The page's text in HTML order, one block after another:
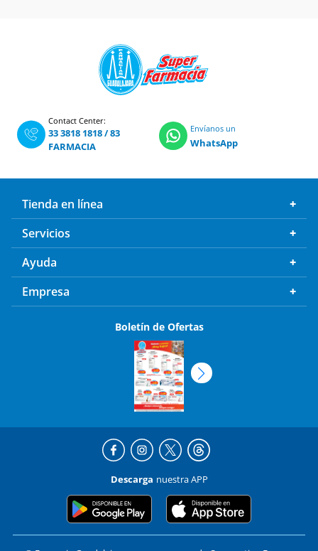
Contact Center:
33 3818 1818/83
FARMACIA
Envíanos un
WhatsApp
Tienda en línea
Servicios
Ayuda
Empresa
Boletín de Ofertas
Descarga nuestra APP